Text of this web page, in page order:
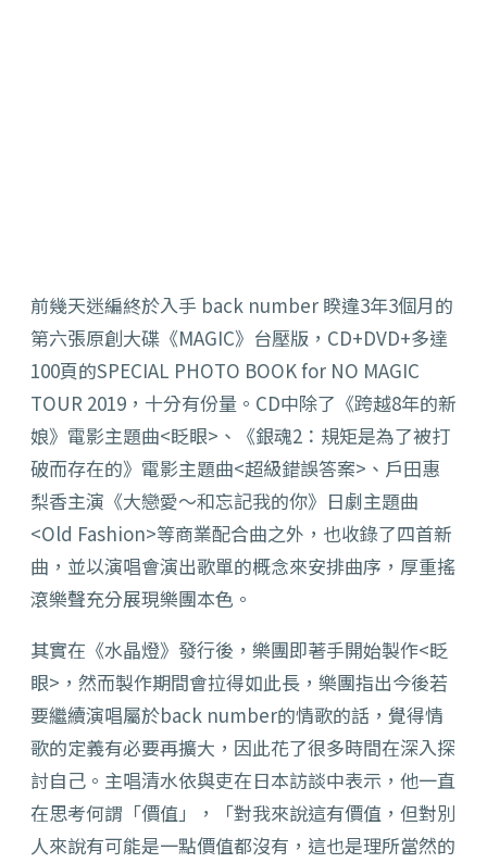
前幾天迷編終於入手 back number 睽違3年3個月的
第六張原創大碟《MAGIC》台壓版，CD+DVD+多達
100頁的SPECIAL PHOTO BOOK for NO MAGIC
TOUR 2019，十分有份量 。CD中除了《跨越8年的新
娘》電影主題曲<眨眼>、《銀魂2：規矩是為了被打
破而存在的》電影主題曲<超級錯誤答案>、戶田惠
梨香主演《大戀愛～和忘記我的你》日劇主題曲
<Old Fashion>等商業配合曲之外，也收錄了四首新
曲，並以演唱會演出歌單的概念來安排曲序，厚重搖
滾樂聲充分展現樂團本色。
其實在《水晶燈》發行後，樂團即著手開始製作<眨
眼>，然而製作期間會拉得如此長，樂團指出今後若
要繼續演唱屬於back number的情歌的話，覺得情
歌的定義有必要再擴大，因此花了很多時間在深入探
討自己。主唱清水依與吏在日本訪談中表示，他一直
在思考何謂「價值」，「對我來說這有價值，但對別
人來說有可能是一點價值都沒有，這也是理所當然的